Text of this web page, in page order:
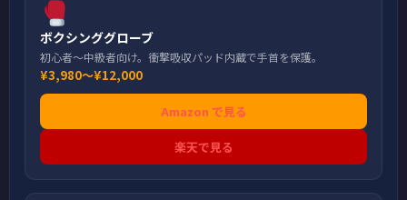
ボクシンググローブ
初心者〜中級者向け。衝撃吸収パッド内蔵で手首を保護。
¥3,980〜¥12,000
Amazon で見る
楽天で見る